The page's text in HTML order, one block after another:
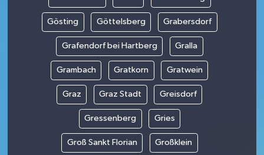
Gösting Göttelsberg Grabersdorf
Grafendorf bei Hartberg Gralla
Grambach Gratkorn Gratwein
Graz Graz Stadt Greisdorf
Gressenberg Gries
Groß Sankt Florian Großklein